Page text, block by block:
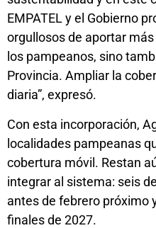
EMPATEL y el Gobierno
orgullosos de aportar
los pampeanos, sino
Provincia. Ampliar la
diaria”, expresó.
Con esta incorporación,
localidades pampeanas
cobertura móvil. Restan
integrar al sistema: seis
antes de febrero próximo
finales de 2027.